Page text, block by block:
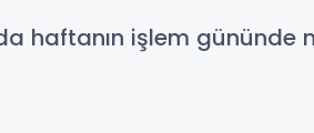
haftanın işlem gününde